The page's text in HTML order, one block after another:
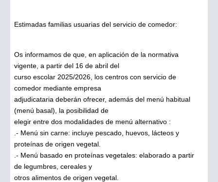
Estimadas familias usuarias del servicio de comedor:
Os informamos de que, en aplicación de la normativa
vigente, a partir del 16 de abril del
curso escolar 2025/2026, los centros con servicio de
comedor mediante empresa
adjudicataria deberán ofrecer, además del menú habitual
(menú basal), la posibilidad de
elegir entre dos modalidades de menú alternativo :
.- Menú sin carne: incluye pescado, huevos, lácteos y
proteínas de origen vegetal.
.- Menú basado en proteínas vegetales: elaborado a partir
de legumbres, cereales y
otros alimentos de origen vegetal.